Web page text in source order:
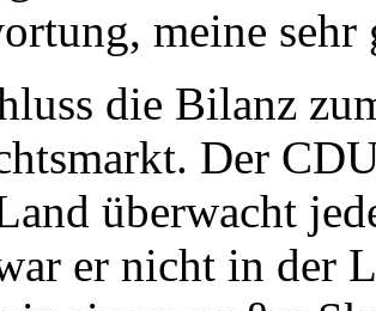
meine
die Bilanz
Der
überwacht
er nicht in der